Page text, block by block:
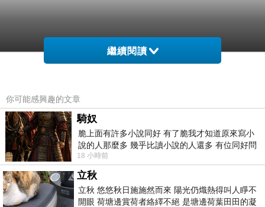
繼續閱讀
你可能感興趣的文章
騎奴
脆上面有許多小說同好 有了脆我才知道原來寫小
說的人那麼多 幾乎比讀小說的人還多 有位同好問
了一個問題 她說為什麼高中文學獎的
18 小時前
立秋
立秋 悠悠秋日施施然而來 陽光仍熾熱得叫人睜不
開眼 荷塘邊賞荷者絡繹不絕 是塘邊荷葉田田的凝